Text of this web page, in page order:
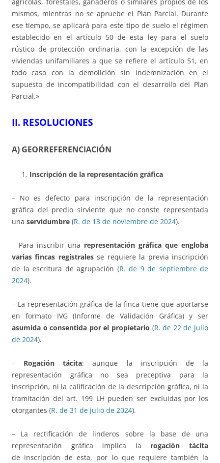
agrícolas, forestales, ganaderos o similares propios de los
mismos, mientras no se apruebe el Plan Parcial. Durante
ese tiempo, se aplicará para este tipo de suelo el régimen
establecido en el artículo 50 de esta ley para el suelo
rústico de protección ordinaria, con la excepción de las
viviendas unifamiliares a que se refiere el artículo 51, en
todo caso con la demolición sin indemnización en el
supuesto de incompatibilidad con el desarrollo del Plan
Parcial.»
II. RESOLUCIONES
A) GEORREFERENCIACIÓN
Inscripción de la representación gráfica
– No es defecto para inscripción de la representación
gráfica del predio sirviente que no conste representada
una servidumbre (R. de 13 de noviembre de 2024).
– Para inscribir una representación gráfica que engloba
varias fincas registralesse requiere la previa inscripción
de la escritura de agrupación (R. de 9 de septiembre de
2024).
– La representación gráfica de la finca tiene que aportarse
en formato IVG (Informe de Validación Gráfica) y ser
asumida o consentida por el propietario (R. de 22 de julio
de 2024).
– Rogación tácita: aunque la inscripción de la
representación gráfica no sea preceptiva para la
inscripción, ni la calificación de la descripción gráfica, ni la
tramitación del art. 199 LH pueden ser excluidas por los
otorgantes (R. de 31 de julio de 2024).
– La rectificación de linderos sobre la base de una
representación gráfica implica la rogación tácita
de inscripción de esta, por lo que requiere también la